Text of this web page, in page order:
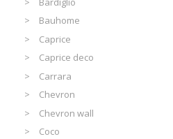
Bauhome
Caprice
Caprice deco
Carrara
Chevron
Chevron wall
Coco